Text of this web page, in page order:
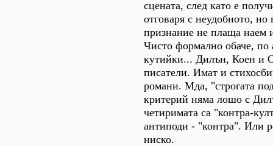
сцената, след като е
отговаря с неудобното,
признание не плаща наем
Чисто формално обаче, по
кутийки... Дилън, Коен и
писатели. Имат и
романи. Мда, "строгата
критерий няма лошо с
четиримата са "контра-
антиподи - "контра". Или
ниско.